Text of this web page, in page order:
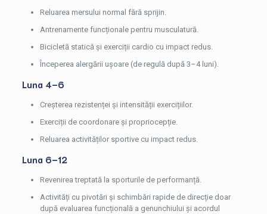
Reluarea mersului normal fără sprijin.
Antrenamente funcționale pentru musculatură.
Bicicletă statică și exerciții cardio cu impact redus.
Începerea alergării ușoare (de regulă după 3–4 luni).
Luna 4–6
Creșterea rezistenței și intensității exercițiilor.
Exerciții de coordonare și propriocepție.
Reluarea activităților sportive cu impact redus.
Luna 6–12
Revenirea treptată la sporturile de performanță.
Activități cu pivotări și schimbări rapide de direcție doar
după evaluarea funcțională a genunchiului și acordul